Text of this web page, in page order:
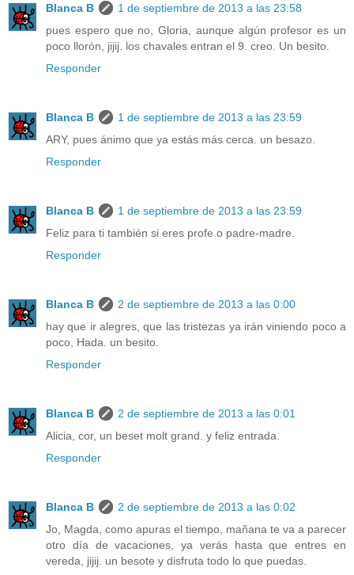
Blanca B
1 de septiembre de 2013 a las 23:58
pues espero que no, Gloria, aunque algún profesor es un
poco llorón, jijij. los chavales entran el 9. creo. Un besito.
Responder
Blanca B
1 de septiembre de 2013 a las 23:59
ARY, pues ánimo que ya estás más cerca. un besazo.
Responder
Blanca B
1 de septiembre de 2013 a las 23:59
Feliz para ti también si eres profe o padre-madre.
Responder
Blanca B
2 de septiembre de 2013 a las 0:00
hay que ir alegres, que las tristezas ya irán viniendo poco a
poco, Hada. un besito.
Responder
Blanca B
2 de septiembre de 2013 a las 0:01
Alicia, cor, un beset molt grand. y feliz entrada.
Responder
Blanca B
2 de septiembre de 2013 a las 0:02
Jo, Magda, como apuras el tiempo, mañana te va a parecer
otro día de vacaciones, ya verás hasta que entres en
vereda, jijij. un besote y disfruta todo lo que puedas.